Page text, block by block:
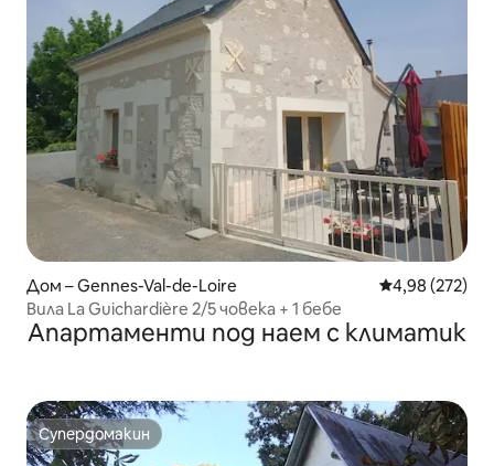
Дом – Gennes-Val-de-Loire Средна
4,98 (272)
Вила La Guichardière 2/5 човека + 1 бебе
Апартаменти под наем с климатик
Супердомакин
Супердомакин